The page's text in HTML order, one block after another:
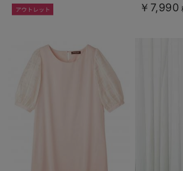
￥7,990